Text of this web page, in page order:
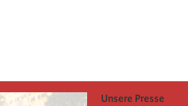
Unsere Presse